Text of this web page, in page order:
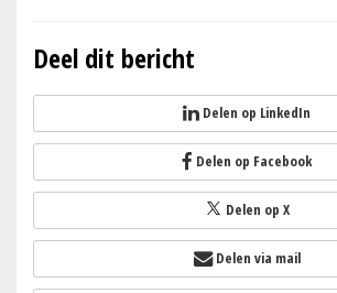
Deel dit bericht
Delen op LinkedIn
Delen op Facebook
Delen op X
Delen via mail